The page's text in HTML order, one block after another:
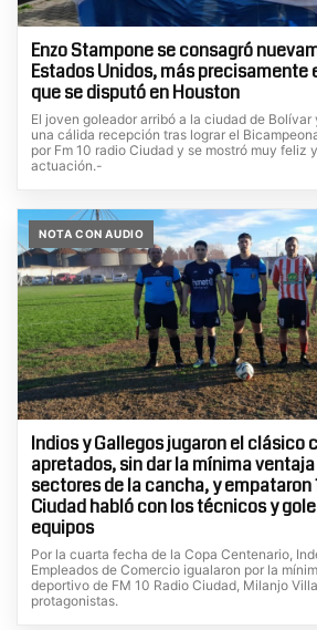
Enzo Stampone se consagró
Estados Unidos, más precisamente
que se disputó en Houston
El joven goleador arribó a la ciudad de
una cálida recepción tras lograr el
por Fm 10 radio Ciudad y se mostró muy feliz
actuación.-
NOTA CON AUDIO
Indios y Gallegos jugaron el clásico
apretados, sin dar la mínima
sectores de la cancha, y empataron 1
Ciudad habló con los técnicos y
equipos
Por la cuarta fecha de la Copa Centenario,
Empleados de Comercio igualaron por la
deportivo de FM 10 Radio Ciudad, Milanjo
protagonistas.